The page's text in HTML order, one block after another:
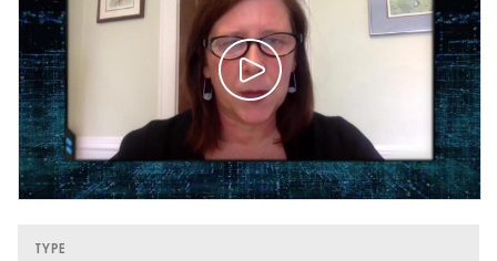
TYPE